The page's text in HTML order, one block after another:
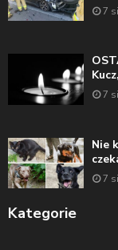
7
7
Nie
7
Kategorie